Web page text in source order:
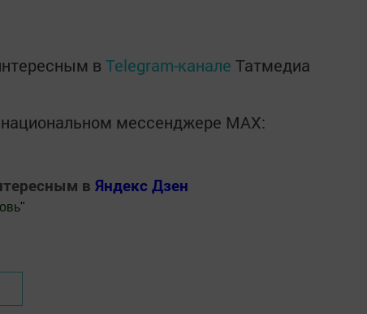
в Telegram-канале Татмедиа
национальном мессенджере MАХ:
в Яндекс Дзен
"